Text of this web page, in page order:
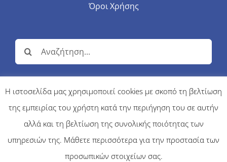
Όροι Χρήσης
Αναζήτηση
για:
© Copyright 2017 | MAMAMNIO - Κέντρο Περιγεννητικής
Φροντίδας | All Rights Reserved |κατασκευή ιστοσελίδων firebit
Η ιστοσελίδα μας χρησιμοποιεί cookies με σκοπό τη βελτίωση
της εμπειρίας του χρήστη κατά την περιήγηση του σε αυτήν
αλλά και τη βελτίωση της συνολικής ποιότητας των
υπηρεσιών της. Μάθετε περισσότερα για την προστασία των
προσωπικών στοιχείων σας.